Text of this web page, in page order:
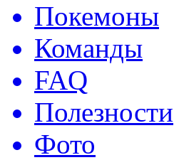
Покемоны
Команды
FAQ
Полезности
Фото